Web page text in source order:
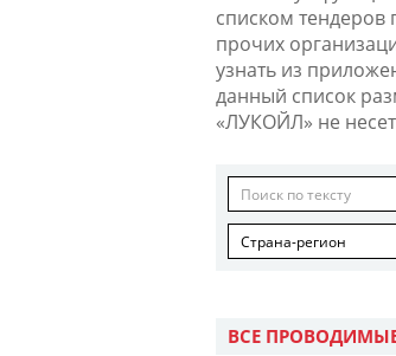
списком
прочих
узнать из
данный список
«ЛУКОЙЛ» не
Страна-регион
ВСЕ